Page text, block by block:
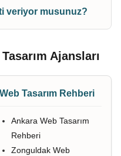
veriyor musunuz?
Ajansları
Web Tasarım Rehberi
Ankara Web Tasarım
Rehberi
Zonguldak Web